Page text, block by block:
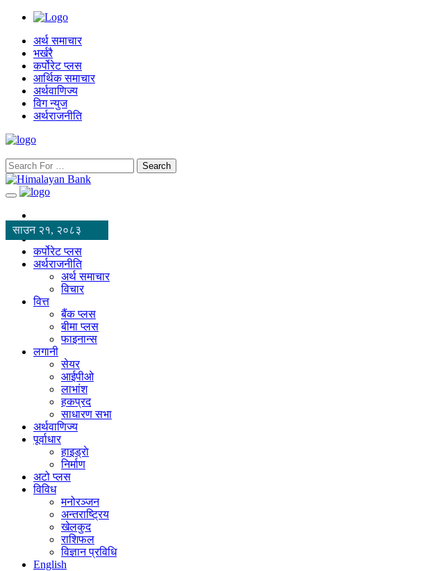
अर्थ समाचार
भर्खरै
कर्पोरेट प्लस
आर्थिक समाचार
अर्थवाणिज्य
विग न्युज
अर्थराजनीति
Search
साउन २१, २०८३
कर्पोरेट प्लस
अर्थराजनीति
अर्थ समाचार
विचार
वित्त
बैंक प्लस
बीमा प्लस
फाइनान्स
लगानी
सेयर
आईपीओ
लाभांश
हकप्रद
साधारण सभा
अर्थवाणिज्य
पूर्वाधार
हाइड्राे
निर्माण
अटो प्लस
विविध
मनोरञ्जन
अन्तराष्ट्रिय
खेलकुद
राशिफल
विज्ञान प्रविधि
English